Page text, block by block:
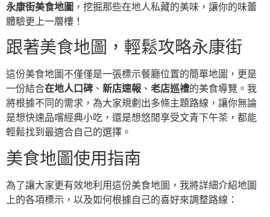
永康街美食地圖 ，挖掘那些在地人私藏的美味，讓你的味蕾
體驗更上一層樓！
跟著美食地圖，輕鬆攻略永康街
這份美食地圖不僅僅是一張標示餐廳位置的簡單地圖，更是
一份結合在地人口碑 、 新店速報 、 老店巡禮的美食導覽。我
將根據不同的需求，為大家規劃出多條主題路線，讓你無論
是想快速品嚐經典小吃，還是想悠閒享受文青下午茶，都能
輕鬆找到最適合自己的選擇。
美食地圖使用指南
為了讓大家更有效地利用這份美食地圖，我將詳細介紹地圖
上的各項標示，以及如何根據自己的喜好來調整路線：